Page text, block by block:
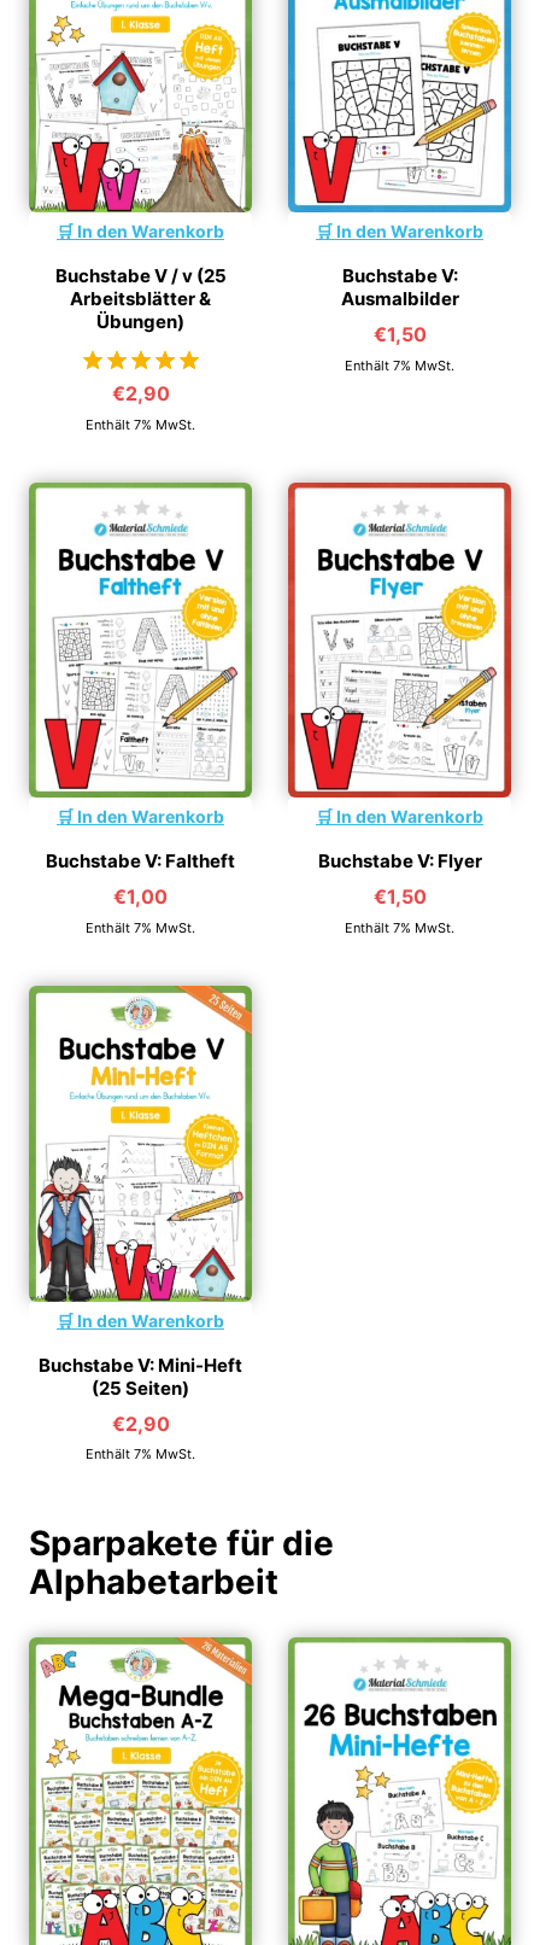
In den Warenkorb
Buchstabe V / v (25
Arbeitsblätter &
Übungen)
von 5
€2,90
Enthält 7% MwSt.
In den Warenkorb
Buchstabe V:
Ausmalbilder
€1,50
Enthält 7% MwSt.
In den Warenkorb
Buchstabe V: Faltheft
€1,00
Enthält 7% MwSt.
In den Warenkorb
Buchstabe V: Flyer
€1,50
Enthält 7% MwSt.
In den Warenkorb
Buchstabe V: Mini-Heft
(25 Seiten)
€2,90
Enthält 7% MwSt.
Sparpakete für die
Alphabetarbeit